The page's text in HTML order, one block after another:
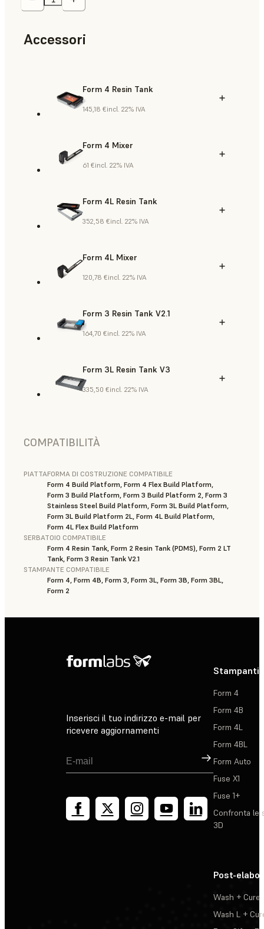
Accessori
Form 4 Resin Tank
145,18 €incl. 22% IVA
Form 4 Mixer
61 €incl. 22% IVA
Form 4L Resin Tank
352,58 €incl. 22% IVA
Form 4L Mixer
120,78 €incl. 22% IVA
Form 3 Resin Tank V2.1
164,70 €incl. 22% IVA
Form 3L Resin Tank V3
335,50 €incl. 22% IVA
COMPATIBILITÀ
PIATTAFORMA DI COSTRUZIONE COMPATIBILE
Form 4 Build Platform, Form 4 Flex Build Platform,
Form 3 Build Platform, Form 3 Build Platform 2, Form 3
Stainless Steel Build Platform, Form 3L Build Platform,
Form 3L Build Platform 2L, Form 4L Build Platform,
Form 4L Flex Build Platform
SERBATOIO COMPATIBILE
Form 4 Resin Tank, Form 2 Resin Tank (PDMS), Form 2 LT
Tank, Form 3 Resin Tank V2.1
STAMPANTE COMPATIBILE
Form 4, Form 4B, Form 3, Form 3L, Form 3B, Form 3BL,
Form 2
Inserisci il tuo indirizzo e-mail per
ricevere aggiornamenti
Registrati
Stampanti
Form 4
Form 4B
Form 4L
Form 4BL
Form Auto
Fuse X1
Fuse 1+
Confronta le
3D
Post-
Wash + Cure
Wash L +